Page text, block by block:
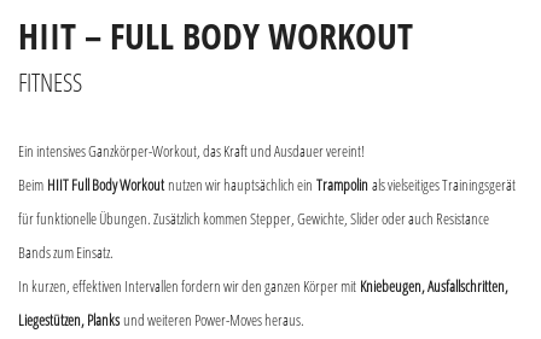
HIIT – FULL BODY WORKOUT
FITNESS
Ein intensives Ganzkörper-Workout, das Kraft und Ausdauer vereint!
Beim HIIT Full Body Workout nutzen wir hauptsächlich ein Trampolinals vielseitiges Trainingsgerät
für funktionelle Übungen. Zusätzlich kommen Stepper, Gewichte, Slider oder auch Resistance
Bands zum Einsatz.
In kurzen, effektiven Intervallen fordern wir den ganzen Körper mit Kniebeugen, Ausfallschritten,
Liegestützen, Planksund weiteren Power-Moves heraus.